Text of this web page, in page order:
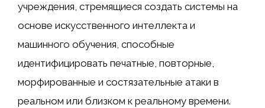
учреждения, стремящиеся создать системы на
основе искусственного интеллекта и
машинного обучения, способные
идентифицировать печатные, повторные,
морфированные и состязательные атаки в
реальном или близком к реальному времени.